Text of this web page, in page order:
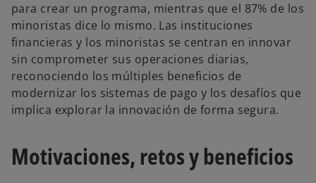
para crear un programa, mientras que el 87% de los
minoristas dice lo mismo. Las instituciones
financieras y los minoristas se centran en innovar
sin comprometer sus operaciones diarias,
reconociendo los múltiples beneficios de
modernizar los sistemas de pago y los desafíos que
implica explorar la innovación de forma segura.
Motivaciones, retos y beneficios